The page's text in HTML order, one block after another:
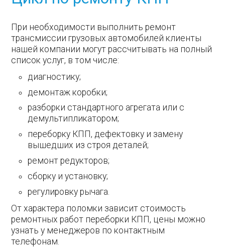
При необходимости выполнить ремонт
трансмиссии грузовых автомобилей клиенты
нашей компании могут рассчитывать на полный
список услуг, в том числе:
диагностику;
демонтаж коробки;
разборки стандартного агрегата или с
демультипликатором;
переборку КПП, дефектовку и замену
вышедших из строя деталей;
ремонт редукторов;
сборку и установку;
регулировку рычага.
От характера поломки зависит стоимость
ремонтных работ переборки КПП, цены можно
узнать у менеджеров по контактным
телефонам.